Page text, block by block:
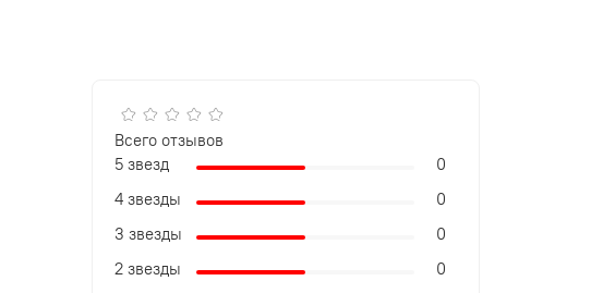
Всего отзывов
5 звезд
0
4 звезды
0
3 звезды
0
2 звезды
0